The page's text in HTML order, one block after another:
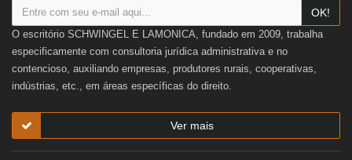
OK!
O escritório SCHWINGEL E LAMONICA, fundado em 2009, trabalha
especificamente com consultoria jurídica administrativa e no
contencioso, auxiliando empresas, produtores rurais, cooperativas,
indústrias, etc., em áreas específicas do direito.
Ver mais